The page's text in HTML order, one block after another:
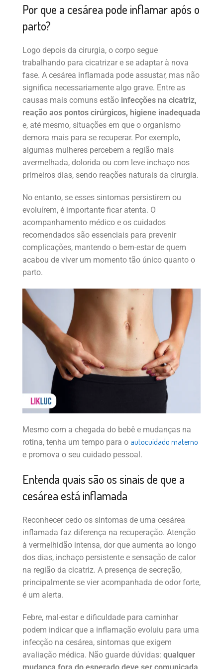
Por que a cesárea pode inflamar após o
parto?
Logo depois da cirurgia, o corpo segue
trabalhando para cicatrizar e se adaptar à nova
fase. A cesárea inflamada pode assustar, mas não
significa necessariamente algo grave. Entre as
causas mais comuns estão infecções na cicatriz,
reação aos pontos cirúrgicos, higiene inadequada
e, até mesmo, situações em que o organismo
demora mais para se recuperar. Por exemplo,
algumas mulheres percebem a região mais
avermelhada, dolorida ou com leve inchaço nos
primeiros dias, sendo reações naturais da cirurgia.
No entanto, se esses sintomas persistirem ou
evoluírem, é importante ficar atenta. O
acompanhamento médico e os cuidados
recomendados são essenciais para prevenir
complicações, mantendo o bem-estar de quem
acabou de viver um momento tão único quanto o
parto.
Mesmo com a chegada do bebê e mudanças na
rotina, tenha um tempo para o autocuidado materno
e promova o seu cuidado pessoal.
Entenda quais são os sinais de que a
cesárea está inflamada
Reconhecer cedo os sintomas de uma cesárea
inflamada faz diferença na recuperação. Atenção
à vermelhidão intensa, dor que aumenta ao longo
dos dias, inchaço persistente e sensação de calor
na região da cicatriz. A presença de secreção,
principalmente se vier acompanhada de odor forte,
é um alerta.
Febre, mal-estar e dificuldade para caminhar
podem indicar que a inflamação evoluiu para uma
infecção na cesárea, sintomas que exigem
avaliação médica. Não guarde dúvidas: qualquer